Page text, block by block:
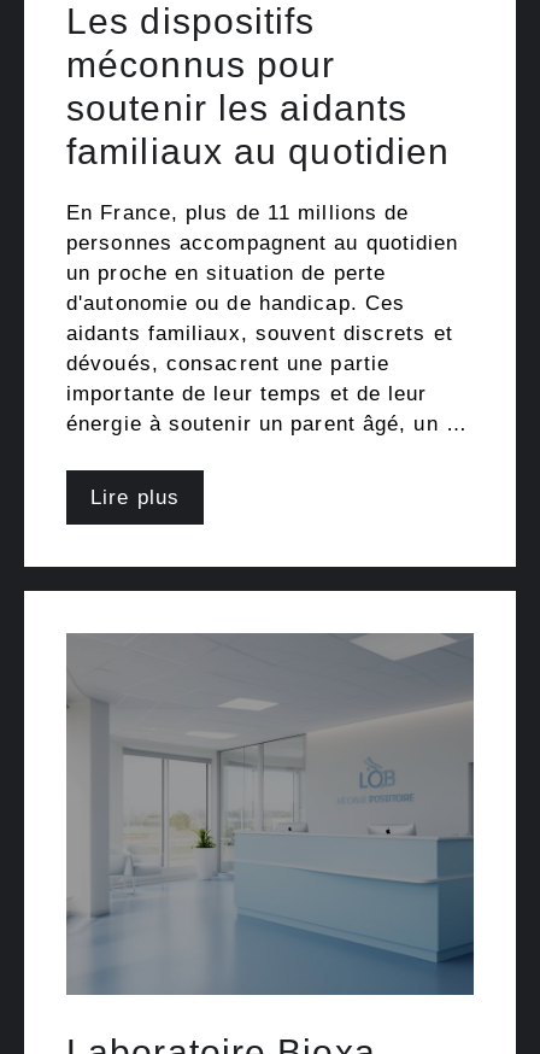
Les dispositifs
méconnus pour
soutenir les aidants
familiaux au quotidien
En France, plus de 11 millions de
personnes accompagnent au quotidien
un proche en situation de perte
d'autonomie ou de handicap. Ces
aidants familiaux, souvent discrets et
dévoués, consacrent une partie
importante de leur temps et de leur
énergie à soutenir un parent âgé, un …
Lire plus